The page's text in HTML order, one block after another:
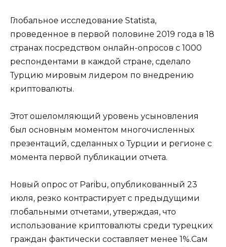
Глобальное исследование Statista,
проведенное в первой половине 2019 года в 18
странах посредством онлайн-опросов с 1000
респондентами в каждой стране, сделало
Турцию мировым лидером по внедрению
криптовалюты.
Этот ошеломляющий уровень усыновления
был основным моментом многочисленных
презентаций, сделанных о Турции и регионе с
момента первой публикации отчета.
Новый опрос от Paribu, опубликованный 23
июля, резко контрастирует с предыдущими
глобальными отчетами, утверждая, что
использование криптовалюты среди турецких
граждан фактически составляет менее 1%.Сам